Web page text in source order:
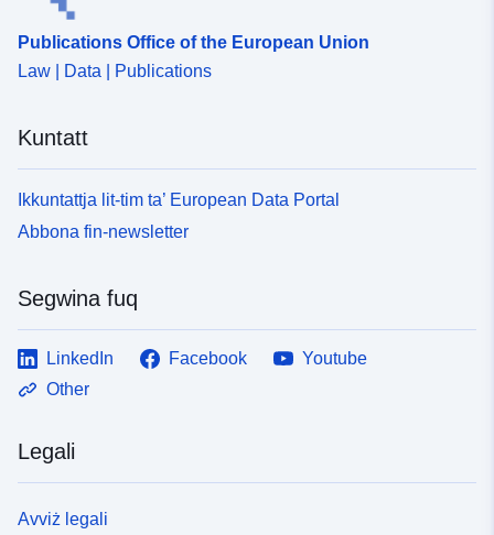
Publications Office of the European Union
Law | Data | Publications
Kuntatt
Ikkuntattja lit-tim ta’ European Data Portal
Abbona fin-newsletter
Segwina fuq
LinkedIn Facebook
Youtube
Other
Legali
Avviż legali